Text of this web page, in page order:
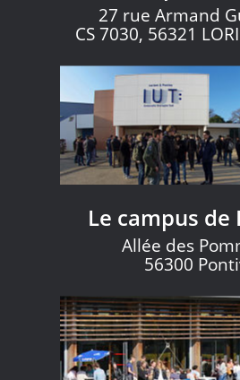
27 rue Armand
CS 7030, 56321
Le campus de
Allée des
56300